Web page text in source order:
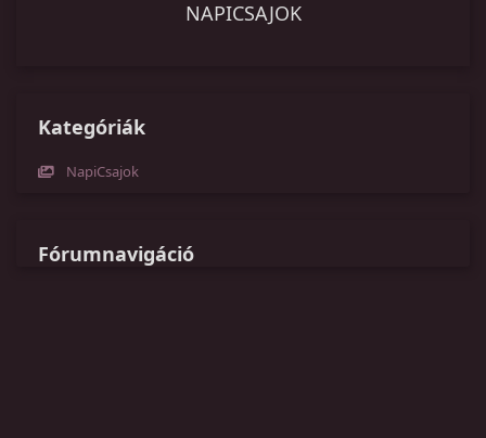
NAPICSAJOK
Kategóriák
NapiCsajok
Fórumnavigáció